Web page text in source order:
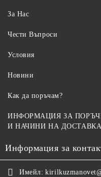
За Нас
Чести Въпроси
Условия
Новини
Как да поръчам?
ИНФОРМАЦИЯ ЗА
И НАЧИНИ НА ДОСТАВКА
Информация за
Имейл: